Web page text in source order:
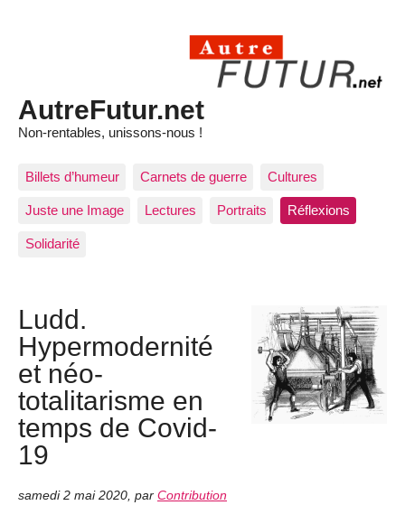
AutreFutur.net
Non-rentables, unissons-nous !
Billets d’humeur Carnets de guerre Cultures
Juste une Image Lectures Portraits Réflexions
Solidarité
Ludd.
Hypermodernité
et néo-
totalitarisme en
temps de Covid-
19
samedi 2 mai 2020 par Contribution